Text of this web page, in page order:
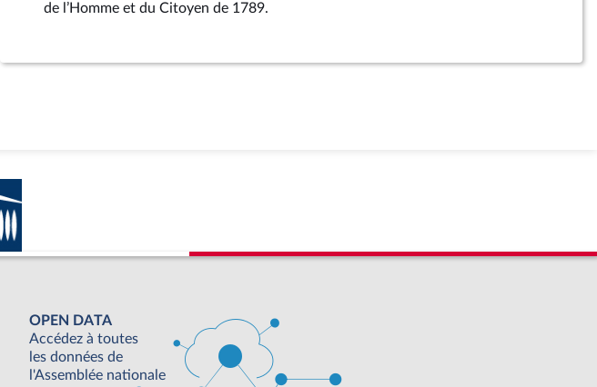
de l’Homme et du Citoyen de 1789.
OPEN DATA
Accédez à toutes
les données de
l'Assemblée nationale